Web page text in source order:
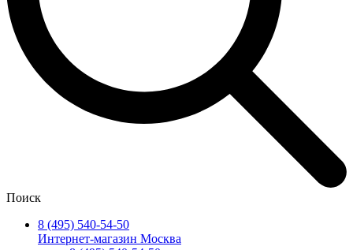
Поиск
8 (495) 540-54-50
Интернет-магазин Москва